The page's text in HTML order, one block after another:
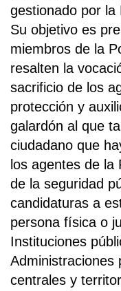
gestionado por la
Su objetivo es
miembros de la
resalten la
sacrificio de los
protección y
galardón al que
ciudadano que
los agentes de la
de la seguridad
candidaturas a
persona física o
Instituciones
Administraciones
centrales y